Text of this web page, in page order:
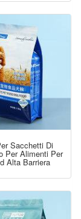
Sacchetti Di
Per Alimenti Per
Alta Barriera